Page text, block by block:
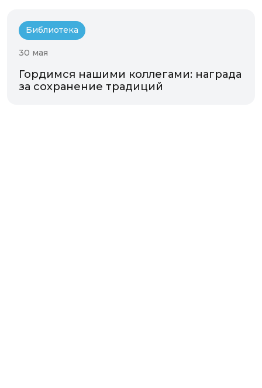
Библиотека
30 мая
Гордимся нашими коллегами: награда
за сохранение традиций